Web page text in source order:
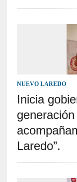
NUEVO LAREDO
Inicia
Laredo”.